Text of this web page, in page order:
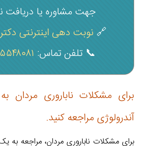
جهت مشاوره یا دریافت
🔗 نوبت دهی اینترنتی
📞 تلفن تماس:
برای مشکلات ناباروری
آندرولوژی مراجعه کنید.
برای مشکلات ناباروری مردان، مراجعه